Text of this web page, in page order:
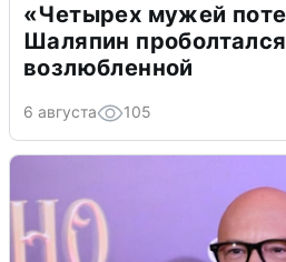
«Четырех мужей
Шаляпин
возлюбленной
6 августа 105